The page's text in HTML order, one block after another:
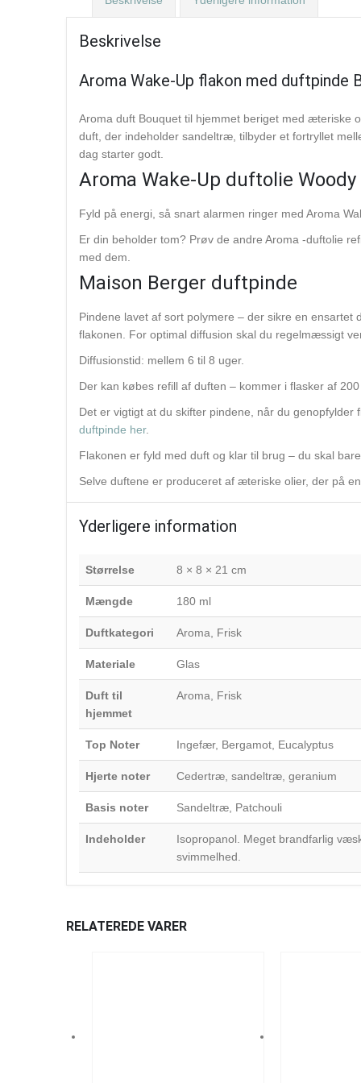
Beskrivelse
Aroma Wake-Up flakon med duftpinde
Aroma duft Bouquet til hjemmet beriget med æteriske
duft, der indeholder sandeltræ, tilbyder et fortryllet
dag starter godt.
Aroma Wake-Up duftolie Woody
Fyld på energi, så snart alarmen ringer med Aroma
Er din beholder tom? Prøv de andre Aroma -duftolie
med dem.
Maison Berger duftpinde
Pindene lavet af sort polymere – der sikre en
flakonen. For optimal diffusion skal du regelmæssigt
Diffusionstid: mellem 6 til 8 uger.
Der kan købes refill af duften – kommer i flasker af
Det er vigtigt at du skifter pindene, når du
duftpinde her.
Flakonen er fyld med duft og klar til brug – du skal
Selve duftene er produceret af æteriske olier, der på
Yderligere information
Størrelse 8 × 8 × 21 cm
Mængde 180 ml
Duftkategori Aroma, Frisk
Materiale Glas
Duft til
hjemmet
Aroma, Frisk
Top Noter Ingefær, Bergamot, Eucalyptus
Hjerte noter Cedertræ, sandeltræ, geranium
Basis noter Sandeltræ, Patchouli
Indeholder
Isopropanol. Meget brandfarlig
svimmelhed.
RELATEREDE VARER